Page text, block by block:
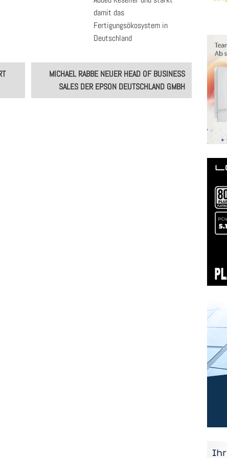
damit das
Fertigungsökosystem in
Deutschland
MICHAEL RABBE NEUER HEAD OF BUSINESS
SALES DER EPSON DEUTSCHLAND GMBH